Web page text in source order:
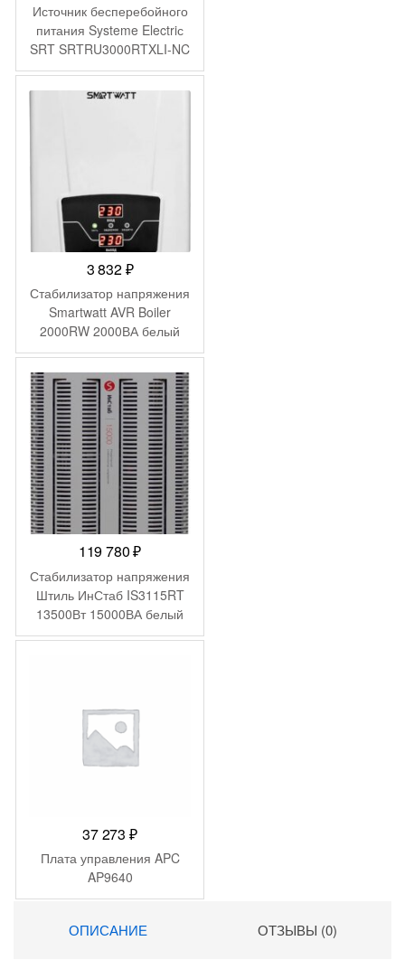
Источник бесперебойного
питания Systeme Electriс
SRT SRTRU3000RTXLI-NC
3000Вт 3000ВА черный
3 832₽
Стабилизатор напряжения
Smartwatt AVR Boiler
2000RW 2000ВА белый
119 780₽
Стабилизатор напряжения
Штиль ИнСтаб IS3115RT
13500Вт 15000ВА белый
37 273₽
Плата управления APC
AP9640
ОПИСАНИЕ ОТЗЫВЫ (0)